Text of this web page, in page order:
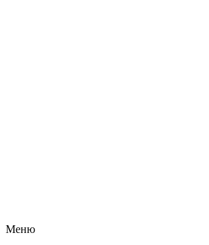
Меню